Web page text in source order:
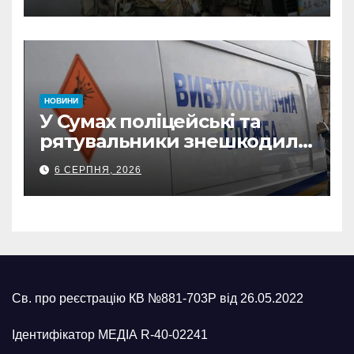
з Охтирки
НОВИНИ
У Сумах поліцейські та
рятувальники знешкодили
500-кілограмову авіабомбу
росіян
6 СЕРПНЯ, 2026
Св. про реєстрацію КВ №881-703Р від 26.05.2022
Ідентифікатор МЕДІА R-40-02241